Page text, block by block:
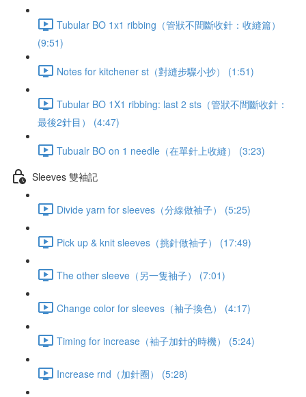
Tubular BO 1x1 ribbing（管狀不間斷收針：收縫篇）
(9:51)
Notes for kitchener st（對縫步驟小抄） (1:51)
Tubular BO 1X1 ribbing: last 2 sts（管狀不間斷收針：
最後2針目） (4:47)
Tubualr BO on 1 needle（在單針上收縫） (3:23)
Sleeves 雙袖記
Divide yarn for sleeves（分線做袖子） (5:25)
Pick up & knit sleeves（挑針做袖子） (17:49)
The other sleeve（另一隻袖子） (7:01)
Change color for sleeves（袖子換色） (4:17)
Timing for increase（袖子加針的時機） (5:24)
Increase rnd（加針圈） (5:28)